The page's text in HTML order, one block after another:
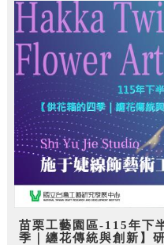
苗栗工藝園區-115年下
季｜纏花傳統與創新】